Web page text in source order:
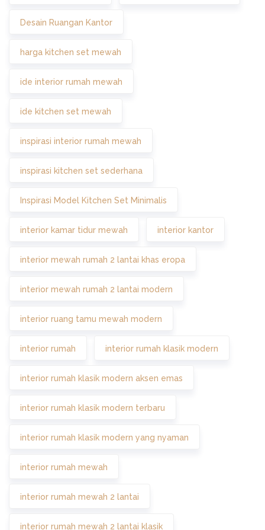
Desain Ruangan Kantor
harga kitchen set mewah
ide interior rumah mewah
ide kitchen set mewah
inspirasi interior rumah mewah
inspirasi kitchen set sederhana
Inspirasi Model Kitchen Set Minimalis
interior kamar tidur mewah interior kantor
interior mewah rumah 2 lantai khas eropa
interior mewah rumah 2 lantai modern
interior ruang tamu mewah modern
interior rumah interior rumah klasik modern
interior rumah klasik modern aksen emas
interior rumah klasik modern terbaru
interior rumah klasik modern yang nyaman
interior rumah mewah
interior rumah mewah 2 lantai
interior rumah mewah 2 lantai klasik